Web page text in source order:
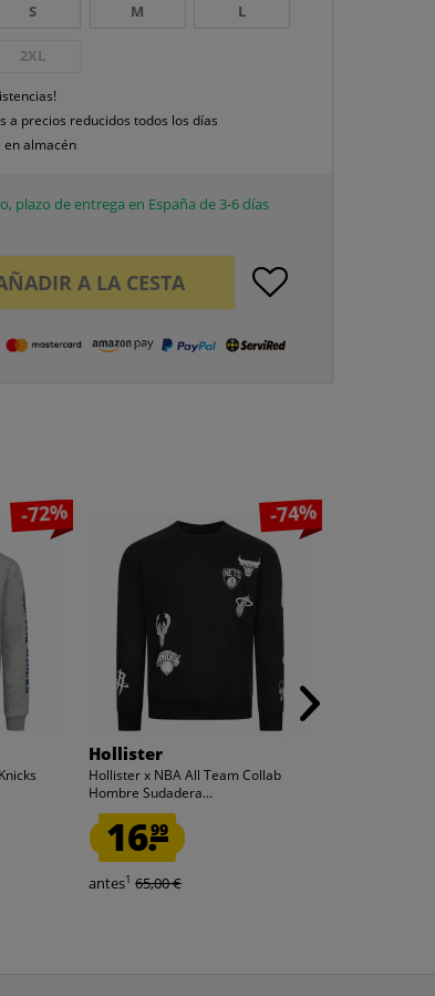
S M L
2XL
a precios reducidos todos los días
en almacén
plazo de entrega en España de 3-6 días
A LA CESTA
-72% -74%
Hollister
Hollister x NBA All Team Collab
Hombre Sudadera...
16.99
antes1 65,00 €